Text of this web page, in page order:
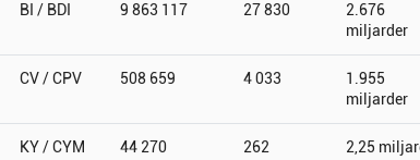
BI / BDI 9 863 117 27 830
2.676
miljarder
CV / CPV 508 659 4 033
1.955
miljarder
KY / CYM 44 270 262 2,25